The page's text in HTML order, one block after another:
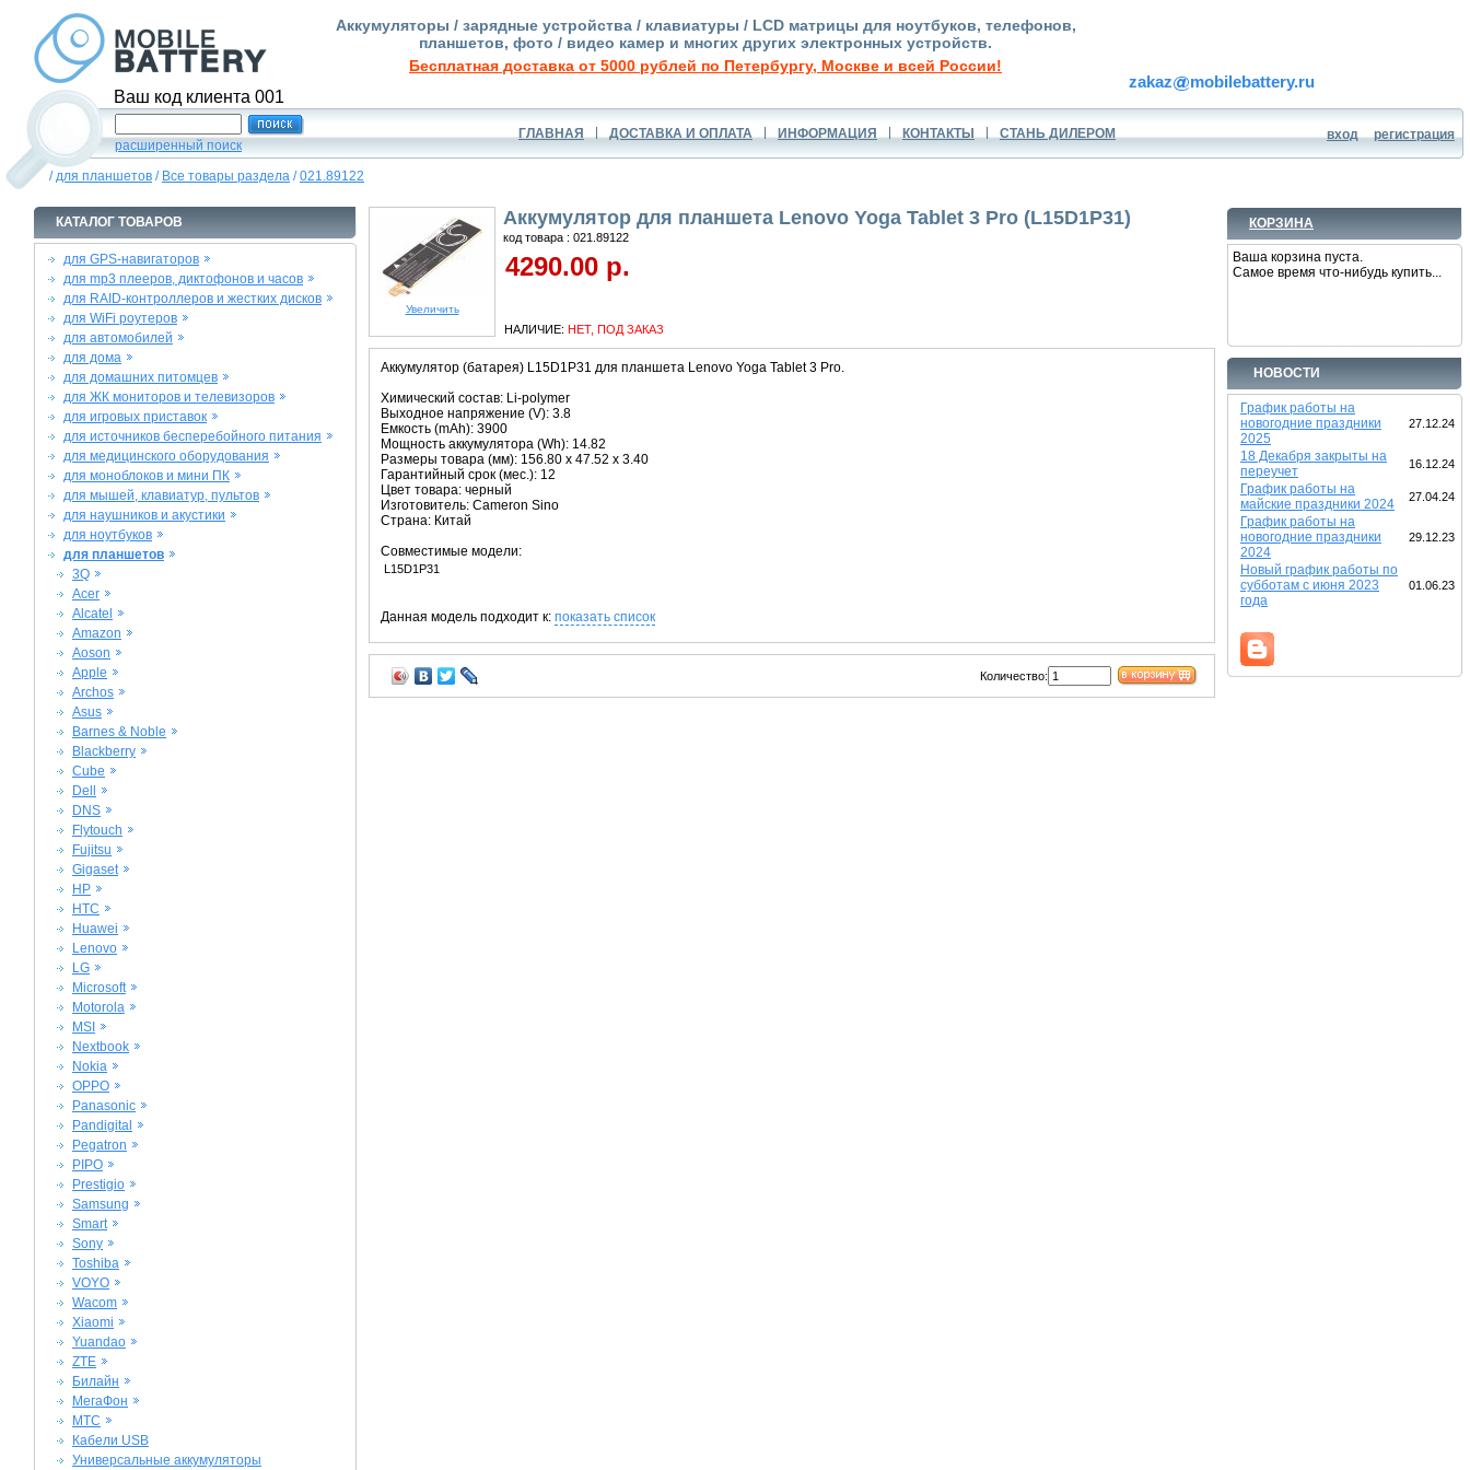
Ваш код клиента 001
Аккумуляторы / зарядные устройства / клавиатуры / LCD матрицы для ноутбуков, телефонов,
планшетов, фото / видео камер и многих других электронных устройств.
Бесплатная доставка от 5000 рублей по Петербургу, Москве и всей России!
zakaz mobilebattery.ru
расширенный поиск
ГЛАВНАЯ ДОСТАВКА И ОПЛАТА ИНФОРМАЦИЯ КОНТАКТЫ СТАНЬ ДИЛЕРОМ вход регистрация
/для планшетов / Все товары раздела /021.89122
КОРЗИНА
Ваша корзина пуста.
Самое время что-нибудь купить...
НОВОСТИ
График работы на
новогодние праздники
2025
27.12.24
18 Декабря закрыты на
переучет
16.12.24
График работы на
майские праздники 2024
27.04.24
График работы на
новогодние праздники
2024
29.12.23
Новый график работы по
субботам с июня 2023
года
01.06.23
КАТАЛОГ ТОВАРОВ
для GPS-навигаторов
для mp3 плееров, диктофонов и часов
для RAID-контроллеров и жестких дисков
для WiFi роутеров
для автомобилей
для дома
для домашних питомцев
для ЖК мониторов и телевизоров
для игровых приставок
для источников бесперебойного питания
для медицинского оборудования
для моноблоков и мини ПК
для мышей, клавиатур, пультов
для наушников и акустики
для ноутбуков
для планшетов
3Q
Acer
Alcatel
Amazon
Aoson
Apple
Archos
Asus
Barnes & Noble
Blackberry
Cube
Dell
DNS
Flytouch
Fujitsu
Gigaset
HP
HTC
Huawei
Lenovo
LG
Microsoft
Motorola
MSI
Nextbook
Nokia
OPPO
Panasonic
Pandigital
Pegatron
PIPO
Prestigio
Samsung
Smart
Sony
Toshiba
VOYO
Wacom
Xiaomi
Yuandao
ZTE
Билайн
МегаФон
МТС
Кабели USB
Универсальные аккумуляторы
Увеличить
Аккумулятор для планшета Lenovo Yoga Tablet 3 Pro (L15D1P31)
код товара : 021.89122
4290.00 р.
НАЛИЧИЕ: НЕТ, ПОД ЗАКАЗ
Аккумулятор (батарея) L15D1P31 для планшета Lenovo Yoga Tablet 3 Pro.
Химический состав: Li-polymer
Выходное напряжение (V): 3.8
Емкость (mAh): 3900
Мощность аккумулятора (Wh): 14.82
Размеры товара (мм): 156.80 x 47.52 x 3.40
Гарантийный срок (мес.): 12
Цвет товара: черный
Изготовитель: Cameron Sino
Страна: Китай
Совместимые модели:
L15D1P31
Данная модель подходит к: показать список
Количество: